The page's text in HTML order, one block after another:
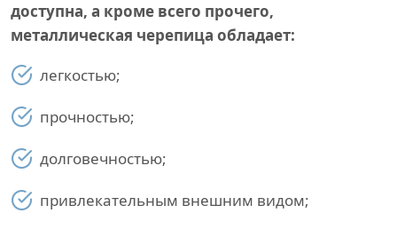
доступна, а кроме всего прочего,
металлическая черепица обладает:
легкостью;
прочностью;
долговечностью;
привлекательным внешним видом;